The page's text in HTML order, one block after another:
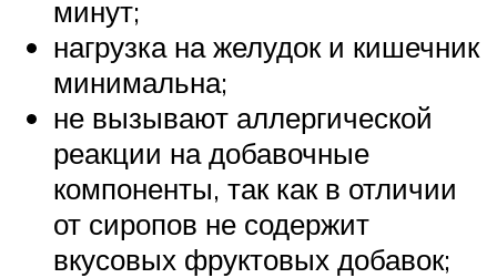
минут;
нагрузка на желудок и кишечник
минимальна;
не вызывают аллергической
реакции на добавочные
компоненты, так как в отличии
от сиропов не содержит
вкусовых фруктовых добавок;